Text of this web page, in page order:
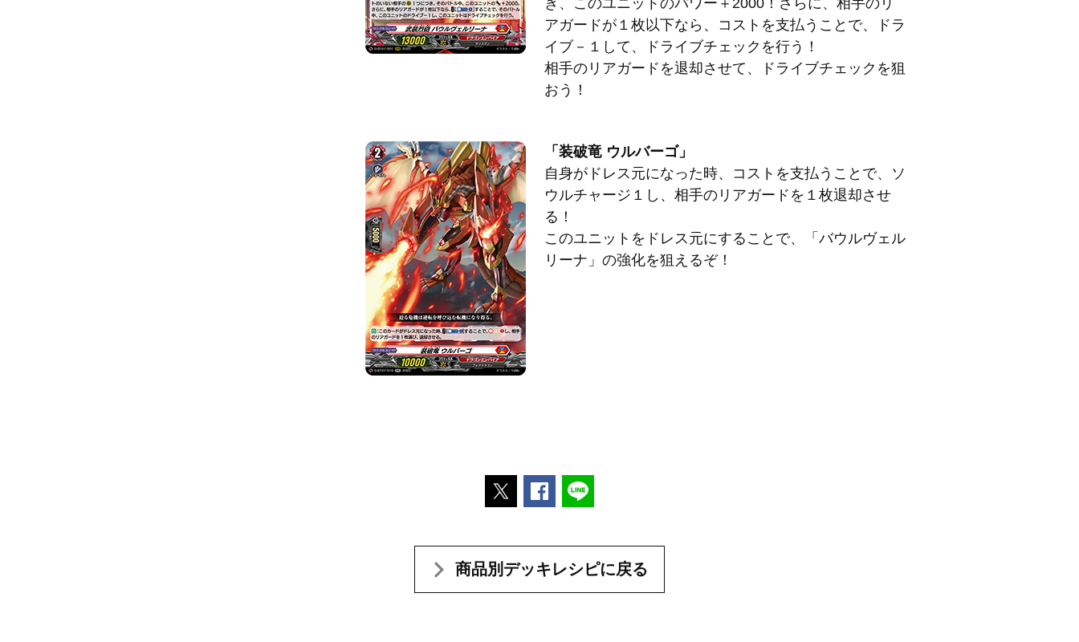
き、このユニットのパワー＋2000！さらに、相手のリ
アガードが１枚以下なら、コストを支払うことで、ドラ
イブ－１して、ドライブチェックを行う！
相手のリアガードを退却させて、ドライブチェックを狙
おう！
「装破竜 ウルバーゴ」
自身がドレス元になった時、コストを支払うことで、ソ
ウルチャージ１し、相手のリアガードを１枚退却させ
る！
このユニットをドレス元にすることで、「バウルヴェル
リーナ」の強化を狙えるぞ！
ポストするFacebookでシェアする
商品別デッキレシピに戻る